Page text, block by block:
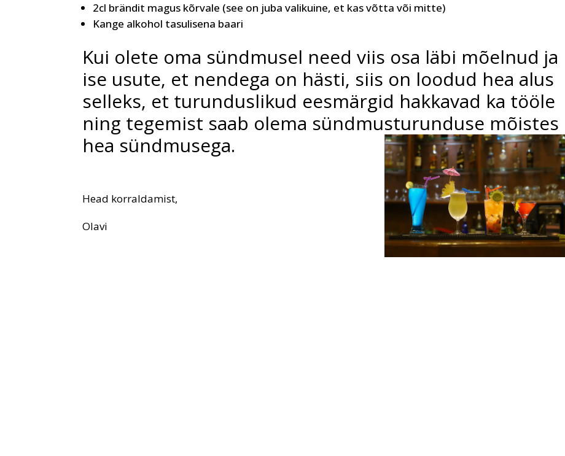
2cl brändit magus kõrvale (see on juba valikuine, et kas võtta või mitte)
Kange alkohol tasulisena baari
Kui olete oma sündmusel need viis osa läbi mõelnud ja
ise usute, et nendega on hästi, siis on loodud hea alus
selleks, et turunduslikud eesmärgid hakkavad ka tööle
ning tegemist saab olema sündmusturunduse mõistes
hea sündmusega.
Head korraldamist,
Olavi